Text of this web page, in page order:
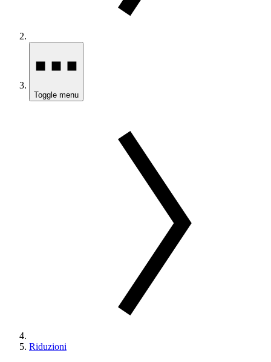
Toggle menu
Riduzioni